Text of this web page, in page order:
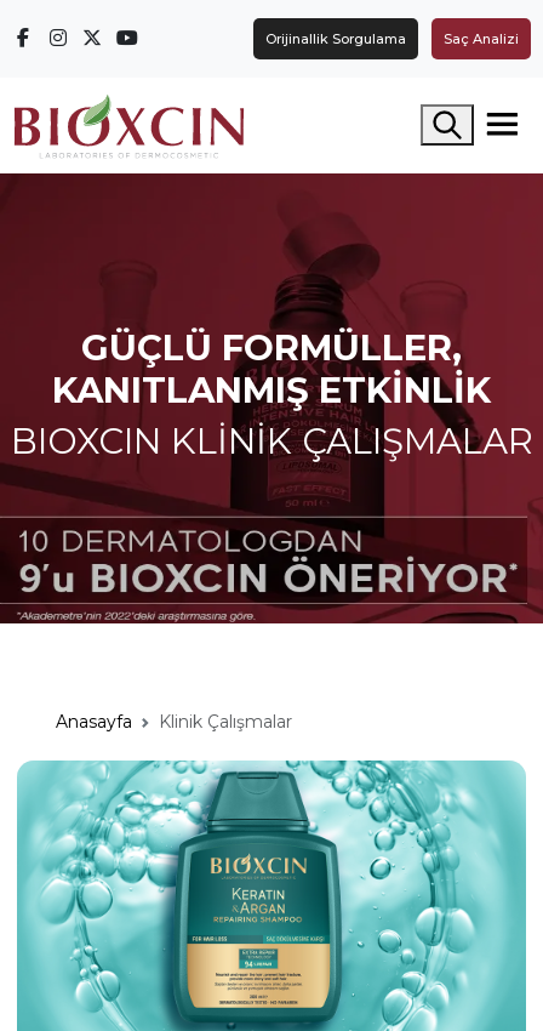
Orijinallik Sorgulama Saç Analizi
Arama yap
GÜÇLÜ FORMÜLLER,
KANITLANMIŞ ETKINLIK
BIOXCIN KLINIK ÇALIŞMALAR
Anasayfa Klinik Çalışmalar